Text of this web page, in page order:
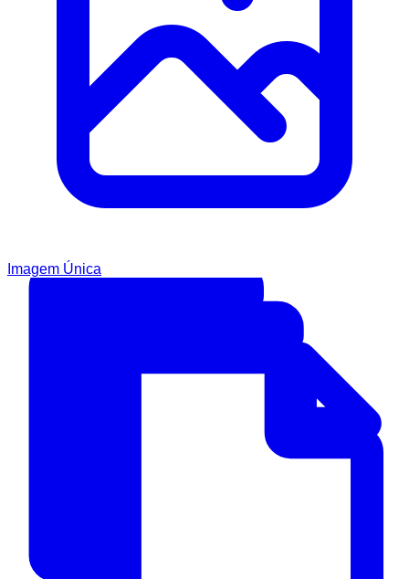
Imagem Única